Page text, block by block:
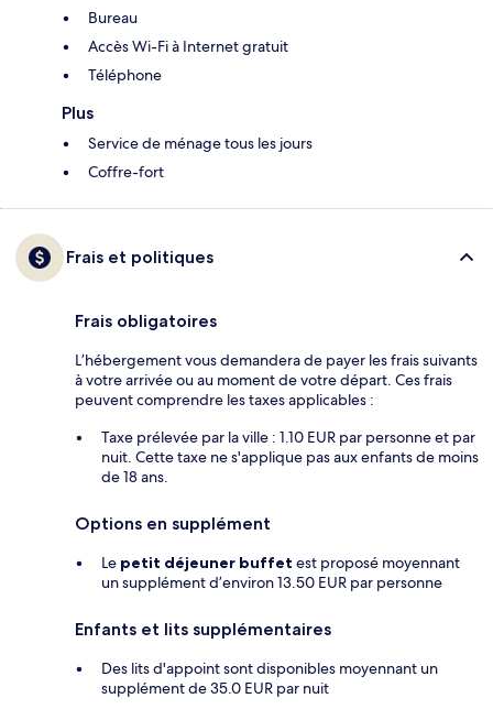
Bureau
Accès Wi-Fi à Internet gratuit
Téléphone
Plus
Service de ménage tous les jours
Coffre-fort
Frais et politiques
Frais obligatoires
L’hébergement vous demandera de payer les frais suivants
à votre arrivée ou au moment de votre départ. Ces frais
peuvent comprendre les taxes applicables :
Taxe prélevée par la ville : 1.10 EUR par personne et par
nuit. Cette taxe ne s'applique pas aux enfants de moins
de 18 ans.
Options en supplément
Le petit déjeuner buffet est proposé moyennant
un supplément d’environ 13.50 EUR par personne
Enfants et lits supplémentaires
Des lits d'appoint sont disponibles moyennant un
supplément de 35.0 EUR par nuit